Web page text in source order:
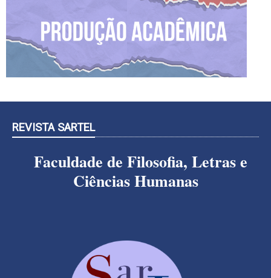
REVISTA SARTEL
Faculdade de Filosofia, Letras e
Ciências Humanas